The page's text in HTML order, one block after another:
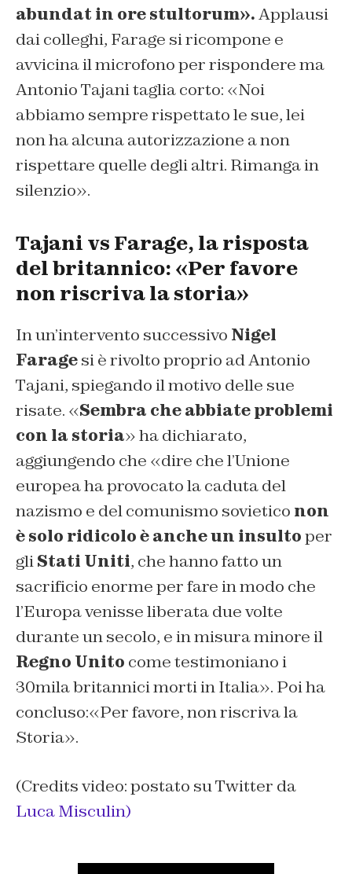
abundat in ore stultorum».Applausi
dai colleghi, Farage si ricompone e
avvicina il microfono per rispondere ma
Antonio Tajani taglia corto: «Noi
abbiamo sempre rispettato le sue, lei
non ha alcuna autorizzazione a non
rispettare quelle degli altri. Rimanga in
silenzio».
Tajani vs Farage, la risposta
del britannico: «Per favore
non riscriva la storia»
In un’intervento successivo Nigel
Faragesi è rivolto proprio ad Antonio
Tajani, spiegando il motivo delle sue
risate. «Sembra che abbiate problemi
con la storia» ha dichiarato,
aggiungendo che «dire che l’Unione
europea ha provocato la caduta del
nazismo e del comunismo sovietico non
è solo ridicolo è anche un insultoper
gliStati Uniti, che hanno fatto un
sacrificio enorme per fare in modo che
l’Europa venisse liberata due volte
durante un secolo, e in misura minore il
Regno Unito come testimoniano i
30mila britannici morti in Italia». Poi ha
concluso:«Per favore, non riscriva la
Storia».
(Credits video: postato su Twitter da
Luca Misculin)